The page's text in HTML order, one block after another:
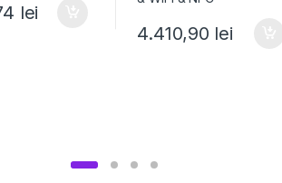
lei
4.410,90 lei